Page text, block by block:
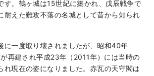
す。鶴ヶ城は15世紀に築かれ、戊辰戦争で
耐えた難攻不落の名城として昔から知られ
に一度取り壊されましたが、昭和40年
再建され平成23年（2011年）には当時の
れ現在の姿になりました。赤瓦の天守閣は